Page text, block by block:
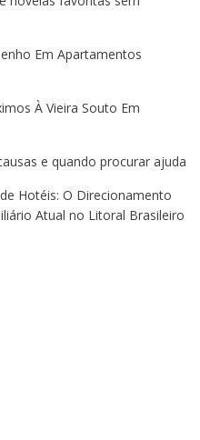
Em Apartamentos
À Vieira Souto Em
e quando procurar ajuda
Hotéis: O Direcionamento
Atual no Litoral Brasileiro